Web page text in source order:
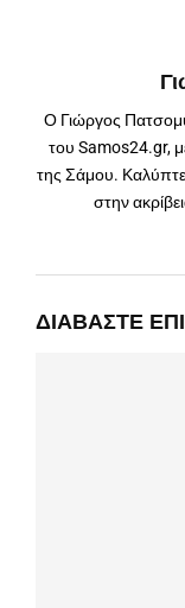
Ο Γιώργος
του Samos24.gr,
της Σάμου.
στην
ΔΙΑΒΆΣΤΕ